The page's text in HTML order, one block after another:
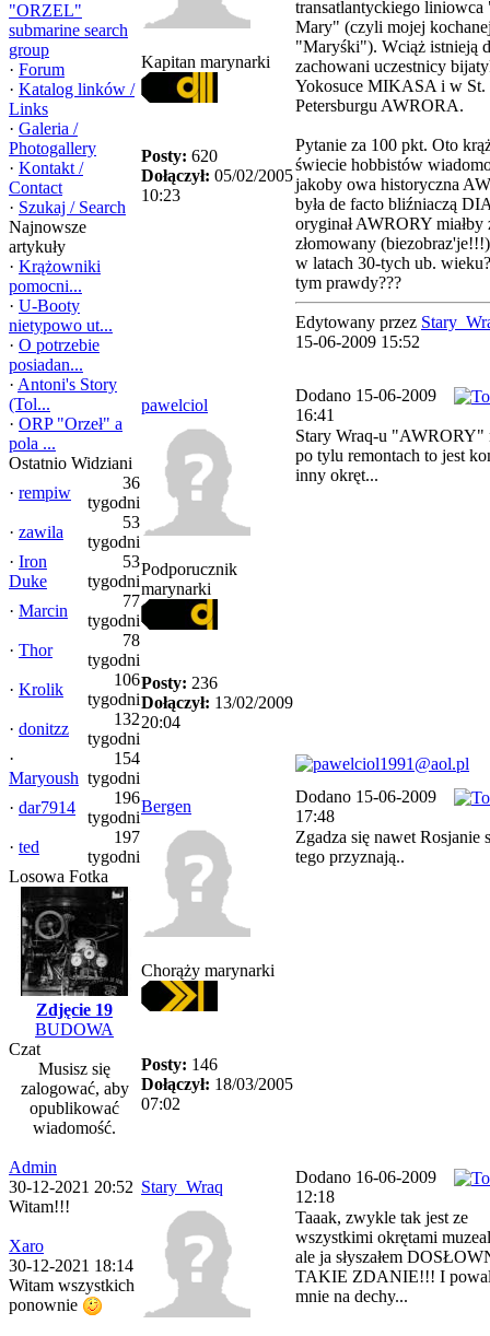
"ORZEL"
submarine search
group
· Forum
· Katalog linków /
Links
· Galeria /
Photogallery
· Kontakt /
Contact
· Szukaj / Search
Najnowsze
artykuły
· Krążowniki
pomocni...
· U-Booty
nietypowo ut...
· O potrzebie
posiadan...
· Antoni's Story
(Tol...
· ORP "Orzeł" a
pola ...
Ostatnio Widziani
· rempiw
36
tygodni
· zawila
53
tygodni
· Iron
Duke
53
tygodni
· Marcin
77
tygodni
· Thor
78
tygodni
· Krolik
106
tygodni
· donitzz
132
tygodni
·
Maryoush
154
tygodni
· dar7914
196
tygodni
· ted
197
tygodni
Losowa Fotka
Zdjęcie 19
BUDOWA
Czat
Musisz się
zalogować, aby
opublikować
wiadomość.
Admin
30-12-2021 20:52
Witam!!!
Xaro
30-12-2021 18:14
Witam wszystkich
ponownie
Kapitan marynarki
Posty: 620
Dołączył: 05/02/2005
10:23
transatlantyckiego liniowca
Mary" (czyli mojej
"Maryśki"). Wciąż istnieją
zachowani uczestnicy
Yokosuce MIKASA i w St.
Petersburgu AWRORA.
Pytanie za 100 pkt. Oto
świecie hobbistów
jakoby owa historyczna
była de facto bliźniaczą
oryginał AWRORY miałby
złomowany
w latach 30-tych ub.
tym prawdy???
Edytowany przez
15-06-2009 15:52
pawelciol
Dodano 15-06-2009
16:41
Podporucznik
marynarki
Posty: 236
Dołączył: 13/02/2009
20:04
Stary Wraq-u "AWRORY"
po tylu remontach to jest
inny okręt...
Bergen
Dodano 15-06-2009
17:48
Chorąży marynarki
Posty: 146
Dołączył: 18/03/2005
07:02
Zgadza się nawet Rosjanie
tego przyznają..
Stary_Wraq
Dodano 16-06-2009
12:18
Taaak, zwykle tak jest ze
wszystkimi okrętami
ale ja słyszałem
TAKIE ZDANIE!!! I
mnie na dechy...